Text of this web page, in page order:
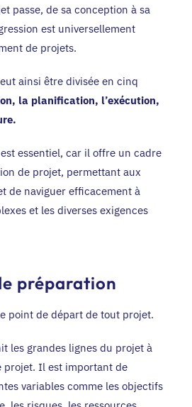
passe, de sa conception à sa
est universellement
de projets.
ainsi être divisée en cinq
la planification, l’exécution,
essentiel, car il offre un cadre
de projet, permettant aux
de naviguer efficacement à
et les diverses exigences
préparation
point de départ de tout projet.
les grandes lignes du projet à
projet. Il est important de
variables comme les objectifs